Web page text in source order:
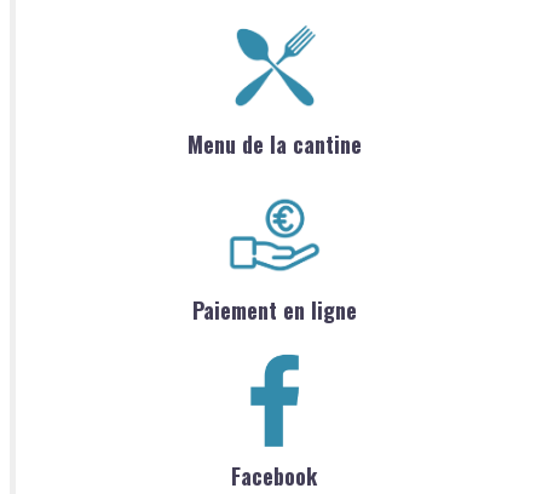
Menu de la cantine
Paiement en ligne
Facebook